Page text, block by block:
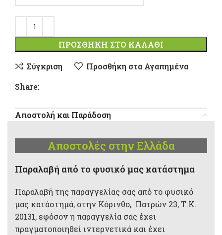
ΠΡΟΣΘΉΚΗ ΣΤΟ ΚΑΛΆΘΙ
Σύγκριση
Προσθήκη στα Αγαπημένα
Share:
Αποστολή και Παράδοση
Αποστολές στην Ελλάδα
Παραλαβή από το φυσικό μας κατάστημα
Παραλαβή της παραγγελίας σας από το φυσικό
μας κατάστημά, στην Κόρινθο, Πατρών 23, Τ.Κ.
20131, εφόσον η παραγγελία σας έχει
πραγματοποιηθεί ιντερνετικά και έχει